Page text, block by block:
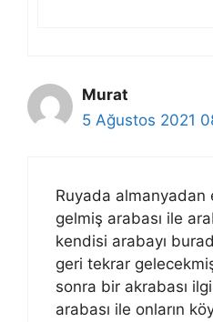
Murat
5 Ağustos 2021
Ruyada almanyadan
gelmiş arabası ile
kendisi arabayı
geri tekrar
sonra bir akrabası
arabası ile onların